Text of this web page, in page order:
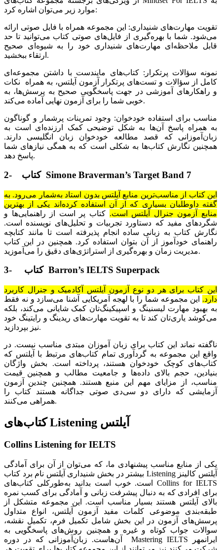
موارد زیر می‌توان اشاره کرد:
تقویت مهارت‌های شنیداری: این مجموعه همراه با فایل صوتی ارائه
می‌شود. شما با بهره‌گیری از فایل‌های صوتی کتاب می‌توانید تا حد
قابل ملاحظه‌ای مهارت‌های شنیداری خود را به شیوه‌ای صحیح
ارتقاء ببخشید.
نمونه سؤالات پرتکرار: کتاب‌های مایندست با داشتن مجموعه‌ای
کامل از سؤالات و تست‌های پرتکرار آزمون آیلتس، به همراه نکات
و راهکارهای آموزشی در جهت پاسخگویی صحیح به پرسش‌ها، به
خوبی شما را برای آزمون نهایی آماده می‌کند.
مناسب برای استفاده ‌‌خودخوان: وجود تمرینات پرشمار و گوناگون
به همراه پاسخ آن‌ها به شکل توضیحی کمک ارزنده‌ای است به
زبان‌آموزانی که قصد مطالعه خودخوان زبان انگلیسی دارند.
همچنین نگارش کتاب‌ها به شکلی است که به همگی نیازهای شما
پاسخ دهد.
2- کتاب Simone Braverman’s Target Band 7
این کتاب از مناسب‌ترین منابع آیلتس بدون استاد به‌شمار می‌رود. به
گفته‌ داوطلبان بسیاری که از آن استفاده کرده‌اند یکی از بهترین
منابع آزمون جنرال آیلتس است. کتاب پر است از راهنمایی‌ها و
شگردهای مفید که دستاورد تجربیات و تحلیل‌های نویسنده است.
نگارش کتاب به زبانی ساده انجام پذیرفته است تا مانند کتابچه
راهنمای خودآموز از آن بتوان استفاده کرد. همچنین در این کتاب
مدیریت زمان و بهره‌گیری از استراتژی‌های دقیق را می‌آموزید.
3- کتاب Barron’s IELTS Superpack
این کتاب برای هر دو نوع آزمون آیلتس آکادمیک و جنرال کاربرد
دارد. این مجموعه شما را با لهجه آمریکایی آشنا می‌سازد و نه فقط
به بهبود مهارت لیسنینگ و اسپیکینگ‌تان کمک شایانی می‌کند، بلکه
می‌کوشد یاری‌تان کند تا به تقویت مهارت‌های ریدینگ و رایتینگ خود
نیز بپردازید.
ناگفته نماند این کتاب برای زبان آموزان مبتدی مناسب نیست. در
واقع این مجموعه به گردآوری تمام کتاب‌های مرتبط با آیلتس که
کتاب‌های کوچک خودخوان هستند، پرداخته است. بخش واژگان
بنیادین، حجم بالای داده‌ها و جامعیت مطالب و همچنین قیمت
مناسب، از مزایای مهم این منبع هستند. همچنین چندین آزمون
آزمایشی که دارای دو سی‌دی صوتی جداگانه هستند کتاب را
همراهی می‌کنند.
کتاب‌های Listening آیلتس
Collins Listening for IELTS
یکی از منابع مناسب پیشنهادی ما، که می‌توان از آن برای آمادگی
بیشتر در بخش شنیداری آیلتس نام برد کتاب Listening آیلتس کالینز
است. خوب است بدانید به‌طورکلی کتاب‌های Collins for IELTS
برای افرادی که به دنبال پیشرفت زبانی و آمادگی برای کسب نمره
بالای آیلتس هستند بسیار مناسب است. این مجموعه متشکل از
طبقه‌بندی موضوعی کلمات مفید آزمون آیلتس، انواع متداول
پرسش‌های آزمون در این بخش شامل تکمیل فرم، تکمیل نقشه،
سوالات جواب کوتاه و غیره و همچنین روش‌های پاسخگویی به
آن‌هاست. زبان‌آموزانی که در دوره Mastering IELTS ایرانمهر